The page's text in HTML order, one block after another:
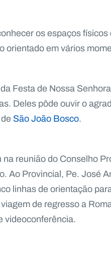
os espaços
em vários
Festa de Nossa
Deles pôde ouvir o
São João Bosco.
reunião do Conselho
Ao Provincial, Pe. José
linhas de orientação
de regresso a
videoconferência.